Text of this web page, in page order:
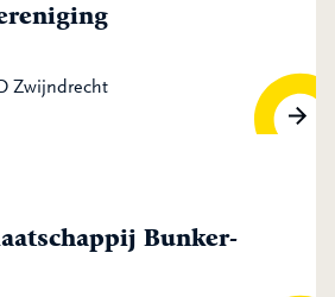
Zwijndrecht
Bunker-